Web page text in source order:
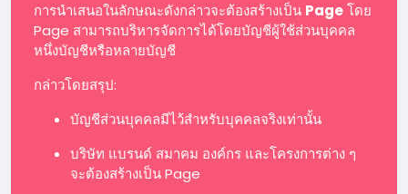
การนำเสนอในลักษณะดังกล่าวจะต้องสร้างเป็น Pageโดย
Page สามารถบริหารจัดการได้โดยบัญชีผู้ใช้ส่วนบุคคล
หนึ่งบัญชีหรือหลายบัญชี
กล่าวโดยสรุป:
บัญชีส่วนบุคคลมีไว้สำหรับบุคคลจริงเท่านั้น
บริษัท แบรนด์ สมาคม องค์กร และโครงการต่าง ๆ
จะต้องสร้างเป็น Page